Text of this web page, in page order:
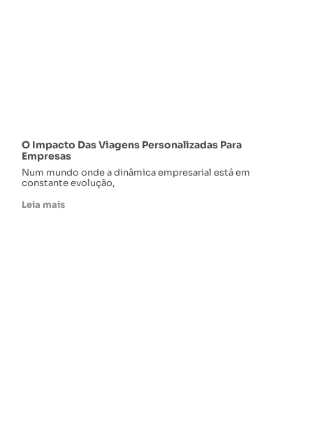
O Impacto Das Viagens Personalizadas Para
Empresas
Num mundo onde a dinâmica empresarial está em
constante evolução,
Leia mais